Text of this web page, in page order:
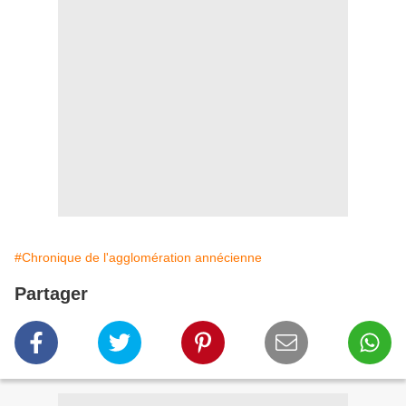
#Chronique de l'agglomération annécienne
Partager